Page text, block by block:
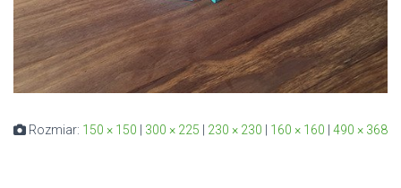
Rozmiar: 150 × 150 300 × 225 230 × 230 160 × 160 490 × 368